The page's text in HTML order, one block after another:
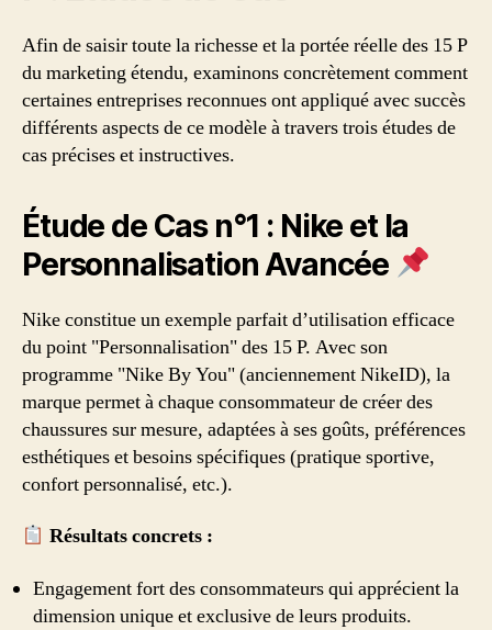
Afin de saisir toute la richesse et la portée réelle des 15 P
du marketing étendu, examinons concrètement comment
certaines entreprises reconnues ont appliqué avec succès
différents aspects de ce modèle à travers trois études de
cas précises et instructives.
Étude de Cas n°1 : Nike et la
Personnalisation Avancée
Nike constitue un exemple parfait d’utilisation efficace
du point "Personnalisation" des 15 P. Avec son
programme "Nike By You" (anciennement NikeID), la
marque permet à chaque consommateur de créer des
chaussures sur mesure, adaptées à ses goûts, préférences
esthétiques et besoins spécifiques (pratique sportive,
confort personnalisé, etc.).
Résultats concrets :
Engagement fort des consommateurs qui apprécient la
dimension unique et exclusive de leurs produits.